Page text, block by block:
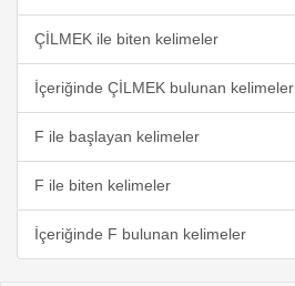
ÇİLMEK ile biten kelimeler
İçeriğinde ÇİLMEK bulunan kelimeler
F ile başlayan kelimeler
F ile biten kelimeler
İçeriğinde F bulunan kelimeler